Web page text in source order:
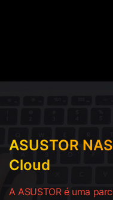
ASUSTOR
Cloud
A ASUSTOR é uma